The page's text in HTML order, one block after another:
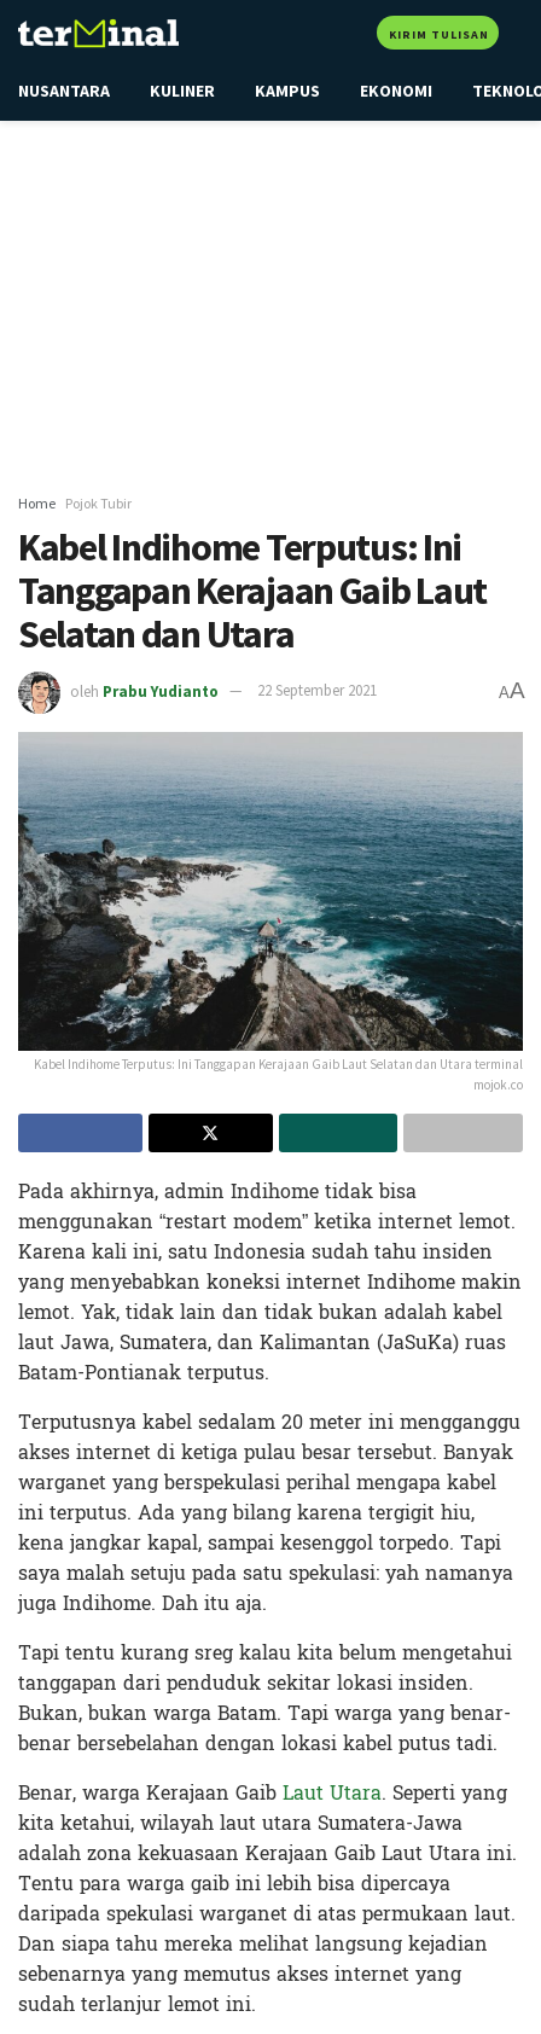
KIRIM TULISAN
NUSANTARA KULINER KAMPUS EKONOMI
Home Pojok Tubir
Kabel Indihome Terputus: Ini
Tanggapan Kerajaan Gaib Laut
Selatan dan Utara
oleh Prabu Yudianto 22 September 2021 AA
Kabel Indihome Terputus: Ini Tanggapan Kerajaan Gaib Laut Selatan dan Utara terminal
mojok.co
Pada akhirnya, admin Indihome tidak bisa
menggunakan “restart modem” ketika internet lemot.
Karena kali ini, satu Indonesia sudah tahu insiden
yang menyebabkan koneksi internet Indihome makin
lemot. Yak, tidak lain dan tidak bukan adalah kabel
laut Jawa, Sumatera, dan Kalimantan (JaSuKa) ruas
Batam-Pontianak terputus.
Terputusnya kabel sedalam 20 meter ini mengganggu
akses internet di ketiga pulau besar tersebut. Banyak
warganet yang berspekulasi perihal mengapa kabel
ini terputus. Ada yang bilang karena tergigit hiu,
kena jangkar kapal, sampai kesenggol torpedo. Tapi
saya malah setuju pada satu spekulasi: yah namanya
juga Indihome. Dah itu aja.
Tapi tentu kurang sreg kalau kita belum mengetahui
tanggapan dari penduduk sekitar lokasi insiden.
Bukan, bukan warga Batam. Tapi warga yang benar-
benar bersebelahan dengan lokasi kabel putus tadi.
Benar, warga Kerajaan GaibLaut Utara. Seperti yang
kita ketahui, wilayah laut utara Sumatera-Jawa
adalah zona kekuasaan Kerajaan Gaib Laut Utara ini.
Tentu para warga gaib ini lebih bisa dipercaya
daripada spekulasi warganet di atas permukaan laut.
Dan siapa tahu mereka melihat langsung kejadian
sebenarnya yang memutus akses internet yang
sudah terlanjur lemot ini.